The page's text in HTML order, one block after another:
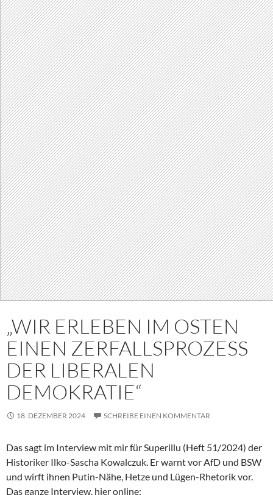
„WIR ERLEBEN IM OSTEN
EINEN ZERFALLSPROZESS
DER LIBERALEN
DEMOKRATIE“
18. DEZEMBER 2024 SCHREIBE EINEN KOMMENTAR
Das sagt im Interview mit mir für Superillu (Heft 51/2024) der
Historiker Ilko-Sascha Kowalczuk. Er warnt vor AfD und BSW
und wirft ihnen Putin-Nähe, Hetze und Lügen-Rhetorik vor.
Das ganze Interview, hier online: